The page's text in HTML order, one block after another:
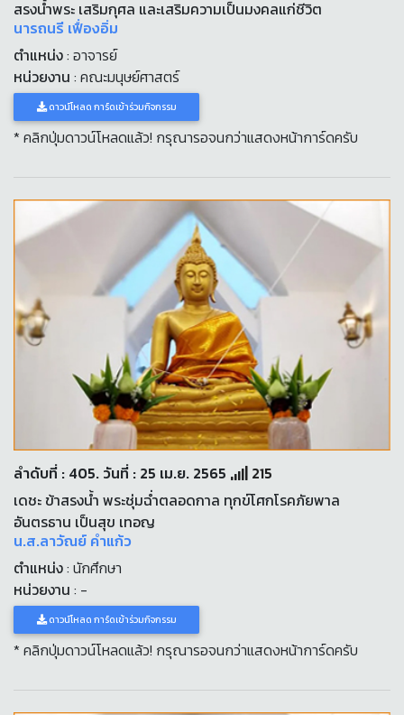
สรงน้ำพระ เสริมกุศล และเสริมความเป็นมงคลแก่ชีวิต
นารถนรี เฟื่องอิ่ม
ตำแหน่ง: อาจารย์
หน่วยงาน : คณะมนุษย์ศาสตร์
ดาวน์โหลด การ์ดเข้าร่วมกิจกรรม
* คลิกปุ่มดาวน์โหลดแล้ว! กรุณารอจนกว่าแสดงหน้าการ์ดครับ
ลำดับที่ : 405. วันที่ : 25 เม.ย. 2565
215
เดชะ ข้าสรงน้ำ พระชุ่มฉ่ำตลอดกาล ทุกข์โศกโรคภัยพาล
อันตรธาน เป็นสุข เทอญ
น.ส.ลาวัณย์ คำแก้ว
ตำแหน่ง: นักศึกษา
หน่วยงาน : -
ดาวน์โหลด การ์ดเข้าร่วมกิจกรรม
* คลิกปุ่มดาวน์โหลดแล้ว! กรุณารอจนกว่าแสดงหน้าการ์ดครับ